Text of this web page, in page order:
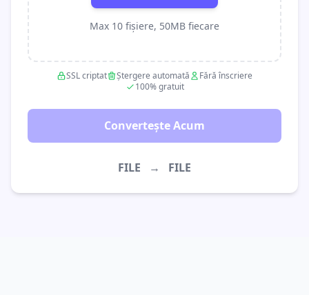
Max 10 fișiere, 50MB fiecare
SSL criptat Ștergere automată
Fără înscriere
100% gratuit
Convertește Acum
FILE → FILE